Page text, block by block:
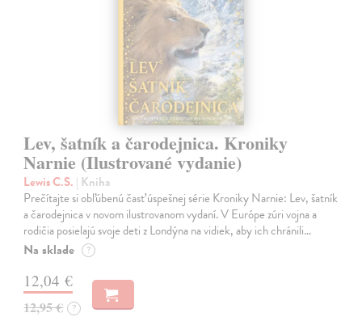
Lev, šatník a čarodejnica. Kroniky
Narnie (Ilustrované vydanie)
Lewis C.S. | Kniha
Prečítajte si obľúbenú časť úspešnej série Kroniky Narnie: Lev, šatník
a čarodejnica v novom ilustrovanom vydaní. V Európe zúri vojna a
rodičia posielajú svoje deti z Londýna na vidiek, aby ich chránili…
Na sklade ?
12,04 €
12,95 € ?